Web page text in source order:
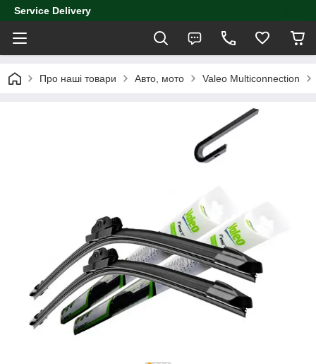
Service Delivery
Про наші товари Авто, мото Valeo Multiconnection